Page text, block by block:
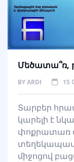
Մեծատա՞ռ,
BYARDI 15
Տարբեր
կարելի է
փոքրատառ
միջոցով